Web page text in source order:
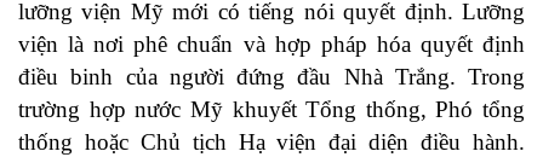
lưỡng viện Mỹ mới có tiếng nói quyết định. Lưỡng
viện là nơi phê chuẩn và hợp pháp hóa quyết định
điều binh của người đứng đầu Nhà Trắng. Trong
trường hợp nước Mỹ khuyết Tổng thống, Phó tổng
thống hoặc Chủ tịch Hạ viện đại diện điều hành.